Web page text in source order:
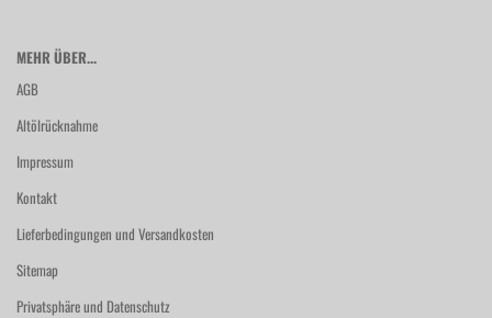
MEHR ÜBER...
AGB
Altölrücknahme
Impressum
Kontakt
Lieferbedingungen und Versandkosten
Sitemap
Privatsphäre und Datenschutz